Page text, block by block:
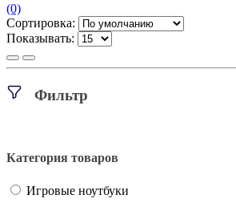
(0)
Сортировка:
Показывать:
Фильтр
Категория товаров
Игровые ноутбуки